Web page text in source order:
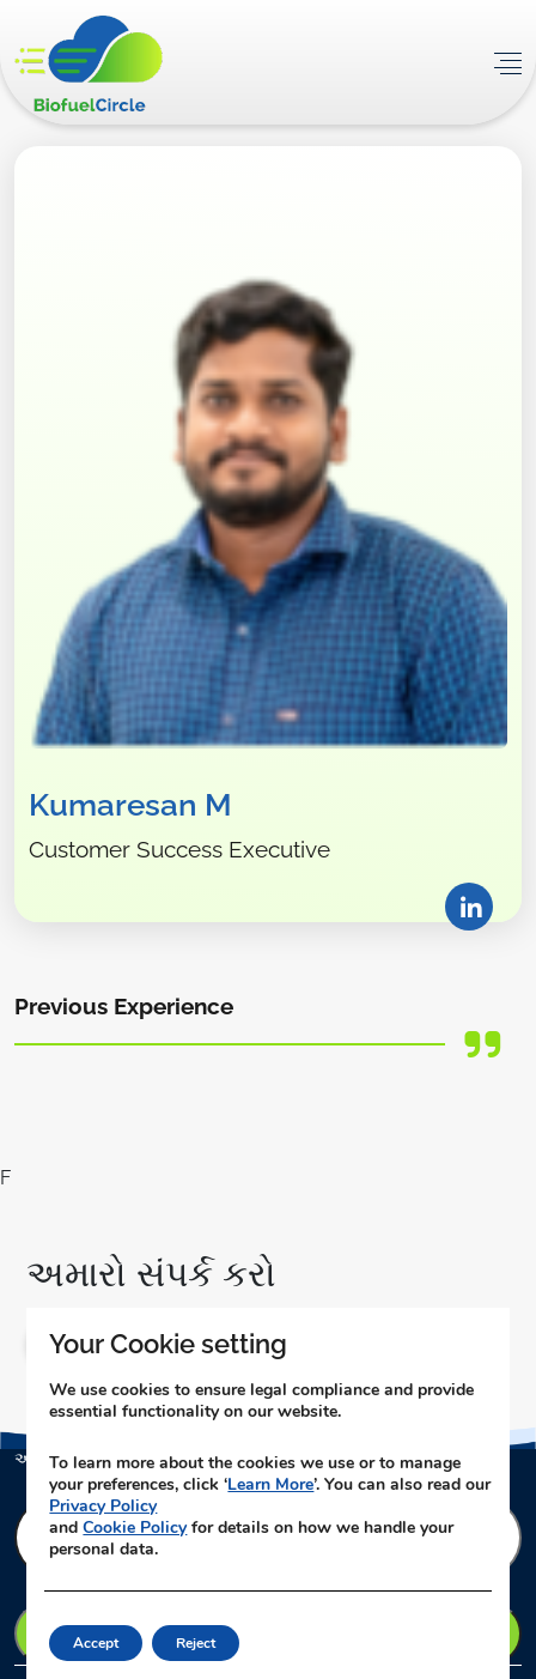
Kumaresan M
Customer Success Executive
Previous Experience
F
અમારો સંપર્ક કરો
અહી ક્લિક કરો
અમારા ન્યૂઝલેટરને સબ્સ્ક્રાઇબ કરો
E
n
r
y
Your Cookie setting
We use cookies to ensure legal compliance and provide
essential functionality on our website.
To learn more about the cookies we use or to manage
your preferences, click ‘Learn More’. You can also read our
Privacy Policy
andCookie Policyfor details on how we handle your
personal data.
Accept Reject